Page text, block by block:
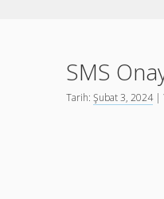
SMS
Tarih:Şubat 3, 2024|